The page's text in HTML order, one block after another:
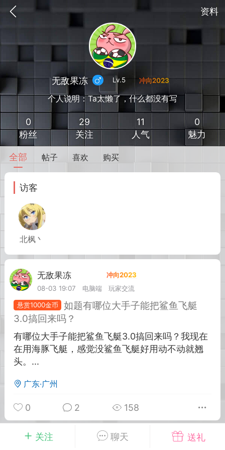
资料
我的钱包 道具 排行榜
MOD下载
大人
02-10 15:45
卖挂
禁止发布联机可用的作弊模组，
单机辅助引流私下售卖服务器外挂！
作弊模组的发布规范近期收到一些信息
环境，中文网特此发布以下声明，规范
模组的发布行为：1. *...
大人
Lv.8
关注 聊天 送礼
无敌果冻 Lv.5
个人说明：Ta太懒了，什么都没有写
0
粉丝
29
关注
11
人气
0
魅力
全部 帖子 喜欢 购买
访客
北枫丶
无敌果冻
08-03 19:07
电脑端 玩家交流
悬赏1000金币
如题有哪位大手子能把鲨鱼飞艇
3.0搞回来吗？
有哪位大手子能把鲨鱼飞艇3.0搞回来吗？我现在
在用海豚飞艇，感觉没鲨鱼飞艇好用动不动就翘
头。...
广东·广州
0 2 158
无敌果冻